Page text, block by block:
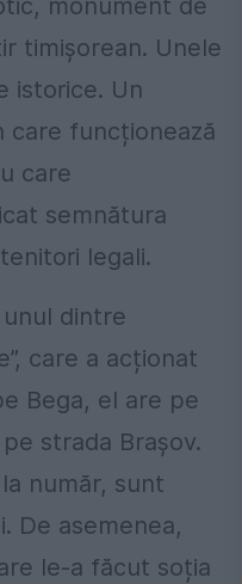
monument de
timișorean. Unele
istorice. Un
care funcționează
care
semnătura
legali.
dintre
care a acționat
Bega, el are pe
strada Brașov.
număr, sunt
De asemenea,
le-a făcut soția